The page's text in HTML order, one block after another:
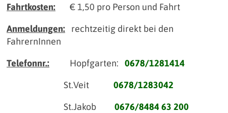
Fahrtkosten: € 1,50 pro Person und Fahrt
Anmeldungen: rechtzeitig direkt bei den
FahrernInnen
Telefonnr.: Hopfgarten: 0678/1281414
St.Veit 0678/1283042
St.Jakob 0676/8484 63 200